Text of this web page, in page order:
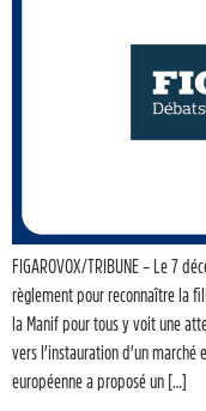
FIGAROVOX/TRIBUNE – Le 7
règlement pour reconnaître la
la Manif pour tous y voit une
vers l’instauration d’un marché
européenne a proposé un […]